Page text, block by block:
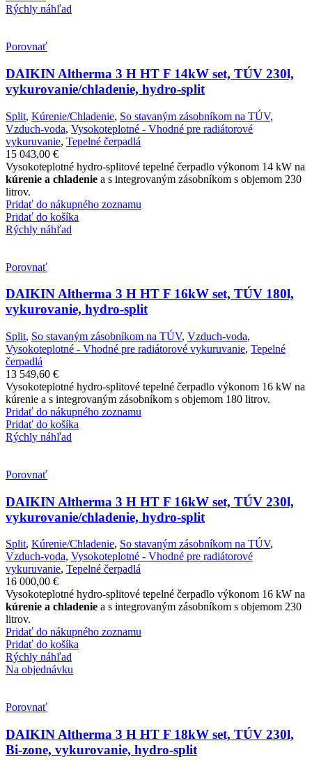
Rýchly náhľad
Porovnať
DAIKIN Altherma 3 H HT F 14kW set, TÚV 230l,
vykurovanie/chladenie, hydro-split
Split, Kúrenie/Chladenie, So stavaným zásobníkom na TÚV,
Vzduch-voda, Vysokoteplotné - Vhodné pre radiátorové
vykuruvanie, Tepelné čerpadlá
15 043,00 €
Vysokoteplotné hydro-splitové tepelné čerpadlo výkonom 14 kW na
kúrenie a chladenie a s integrovaným zásobníkom s objemom 230
litrov.
Pridať do nákupného zoznamu
Pridať do košíka
Rýchly náhľad
Porovnať
DAIKIN Altherma 3 H HT F 16kW set, TÚV 180l,
vykurovanie, hydro-split
Split, So stavaným zásobníkom na TÚV, Vzduch-voda,
Vysokoteplotné - Vhodné pre radiátorové vykuruvanie, Tepelné
čerpadlá
13 549,60 €
Vysokoteplotné hydro-splitové tepelné čerpadlo výkonom 16 kW na
kúrenie a s integrovaným zásobníkom s objemom 180 litrov.
Pridať do nákupného zoznamu
Pridať do košíka
Rýchly náhľad
Porovnať
DAIKIN Altherma 3 H HT F 16kW set, TÚV 230l,
vykurovanie/chladenie, hydro-split
Split, Kúrenie/Chladenie, So stavaným zásobníkom na TÚV,
Vzduch-voda, Vysokoteplotné - Vhodné pre radiátorové
vykuruvanie, Tepelné čerpadlá
16 000,00 €
Vysokoteplotné hydro-splitové tepelné čerpadlo výkonom 16 kW na
kúrenie a chladenie a s integrovaným zásobníkom s objemom 230
litrov.
Pridať do nákupného zoznamu
Pridať do košíka
Rýchly náhľad
Na objednávku
Porovnať
DAIKIN Altherma 3 H HT F 18kW set, TÚV 230l,
Bi-zone, vykurovanie, hydro-split